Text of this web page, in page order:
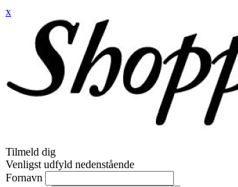
x
Tilmeld dig
Venligst udfyld nedenstående
Fornavn